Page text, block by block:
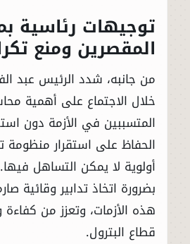
توجيهات رئاسية
المقصرين ومنع
من جانبه، شدد الرئيس عبد
خلال الاجتماع على أهمية
المتسببين في الأزمة دون
الحفاظ على استقرار منظومة
أولوية لا يمكن التساهل
بضرورة اتخاذ تدابير وقائية
هذه الأزمات، وتعزز من كفاءة
قطاع البترول.